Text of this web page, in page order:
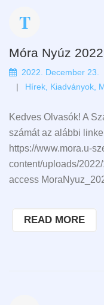
Móra Nyúz
2022. December 23.
Hírek Kiadványok
Kedves Olvasók! A
számát az alábbi
https://www.mora.u-
content/uploads/
access
READ MORE